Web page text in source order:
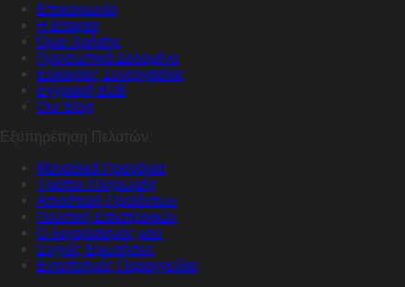
Επικοινωνία
Η Εταιρία
Όροι Χρήσης
Προσωπικά Δεδομένα
Ευκαιρίες Συνεργασίας
Εγγραφή B2B
Our Blog
Εξυπηρέτηση Πελατών
Μοναδικά Προνόμια
Τρόποι Πληρωμής
Αποστολή Προϊόντων
Πολιτική Επιστροφών
Ο λογαριασμός μου
Συχνές Ερωτήσεις
Εντοπισμός Παραγγελίας